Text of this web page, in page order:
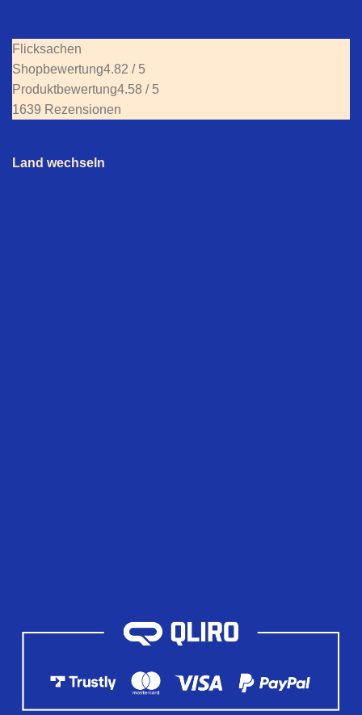
Flicksachen
Shopbewertung4.82 / 5
Produktbewertung4.58 / 5
1639 Rezensionen
Land wechseln